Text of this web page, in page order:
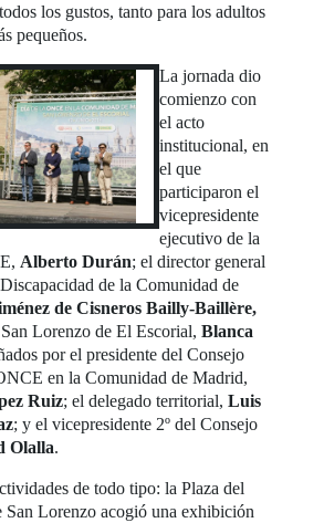
los gustos, tanto para los adultos
pequeños.
La jornada dio
comienzo con
el acto
institucional, en
el que
participaron el
vicepresidente
ejecutivo de la
Alberto Durán; el director general
de la Comunidad de
de Cisneros Bailly-Baillère,
San Lorenzo de El Escorial,Blanca
por el presidente del Consejo
en la Comunidad de Madrid,
Ruiz; el delegado territorial,Luis
; y el vicepresidente 2º del Consejo
Olalla.
de todo tipo: la Plaza del
San Lorenzo acogió una exhibición